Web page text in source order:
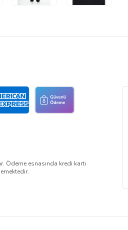
esnasında kredi kartı